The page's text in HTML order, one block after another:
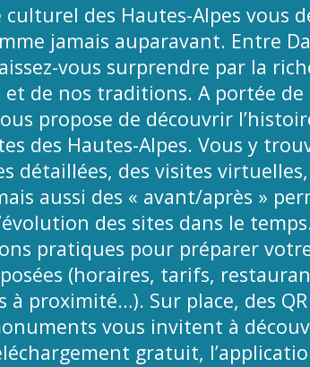
des Hautes-Alpes vous
jamais auparavant. Entre
vous surprendre par la
de nos traditions. A portée de
propose de découvrir
des Hautes-Alpes. Vous y
détaillées, des visites
aussi des « avant/après »
des sites dans le
pratiques pour préparer
(horaires, tarifs,
à proximité…). Sur place, des
vous invitent à
gratuit,